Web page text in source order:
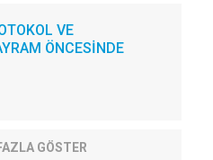
VE
ÖNCESİNDE
GÖSTER